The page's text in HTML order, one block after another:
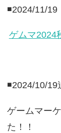
◾️2024/11/19
ゲムマ2024
◾️2024/10/19
ゲームマー
た！！